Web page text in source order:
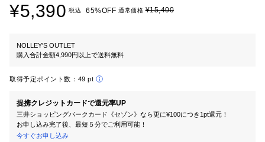
¥5,390 税込 65%OFF 通常価格¥15,400
NOLLEY'S OUTLET
購入合計金額4,990円以上で送料無料
取得予定ポイント数： 49 pt
提携クレジットカードで還元率UP
三井ショッピングパークカード《セゾン》なら更に¥100につき1pt還元！
お申し込み完了後、最短５分でご利用可能！
今すぐお申し込み